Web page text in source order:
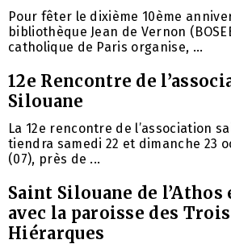
Pour fêter le dixième 10ème
bibliothèque Jean de Vernon
catholique de Paris organise, ...
12e Rencontre de
Silouane
La 12e rencontre de l’association
tiendra samedi 22 et dimanche 23
(07), près de ...
Saint Silouane de l’Athos
avec la paroisse des
Hiérarques